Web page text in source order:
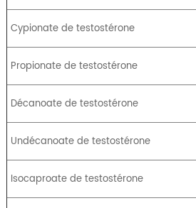
Cypionate de testostérone
Propionate de testostérone
Décanoate de testostérone
Undécanoate de testostérone
Isocaproate de testostérone